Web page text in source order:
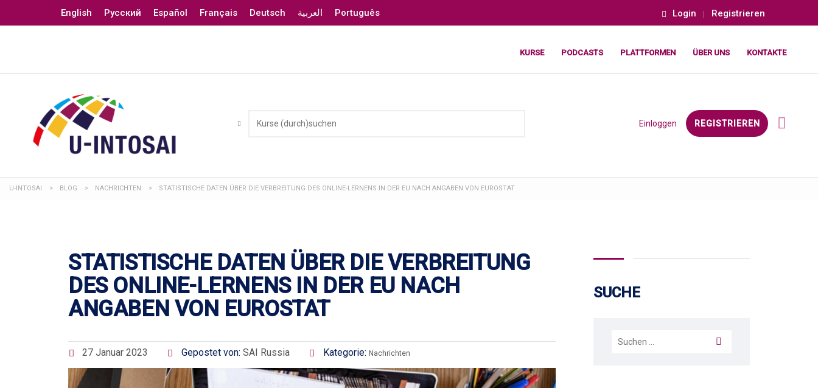
English Русский Español Français Deutsch العربية Português Login Registrieren
KURSE PODCASTS PLATTFORMEN ÜBER UNS KONTAKTE
Einloggen REGISTRIEREN
U-INTOSAI > BLOG > NACHRICHTEN > STATISTISCHE DATEN ÜBER DIE VERBREITUNG DES ONLINE-LERNENS IN DER EU NACH ANGABEN VON EUROSTAT
STATISTISCHE DATEN ÜBER DIE VERBREITUNG
DES ONLINE-LERNENS IN DER EU NACH
ANGABEN VON EUROSTAT
27 Januar 2023 Gepostet von: SAI Russia Kategorie: Nachrichten
SUCHE
Suchen